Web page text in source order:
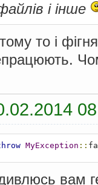
і інше
то і
MyException ::
вам